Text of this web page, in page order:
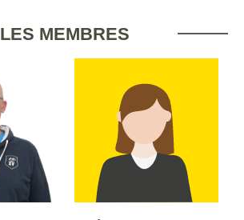
LES MEMBRES